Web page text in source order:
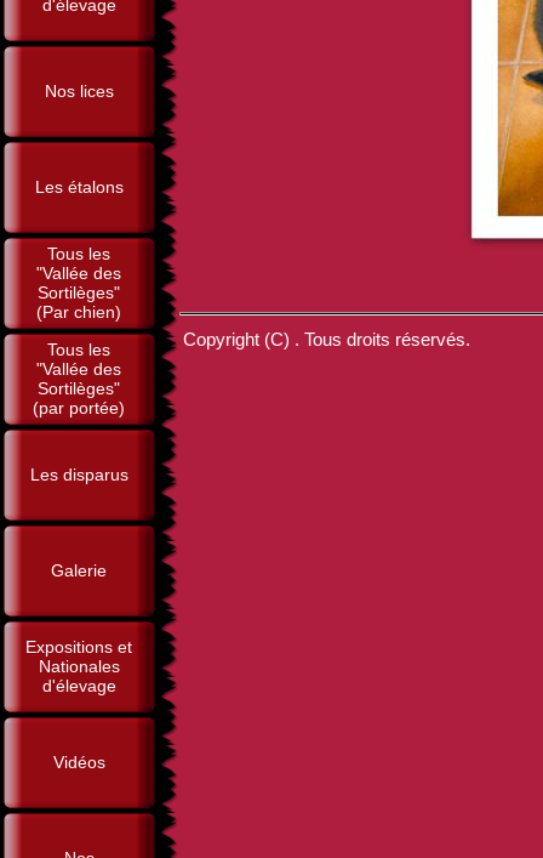
d'élevage
Nos lices
Les étalons
Tous les
"Vallée des
Sortilèges"
(Par chien)
Tous les
"Vallée des
Sortilèges"
(par portée)
Les disparus
Galerie
Expositions et
Nationales
d'élevage
Vidéos
Copyright (C) . Tous droits réservés.